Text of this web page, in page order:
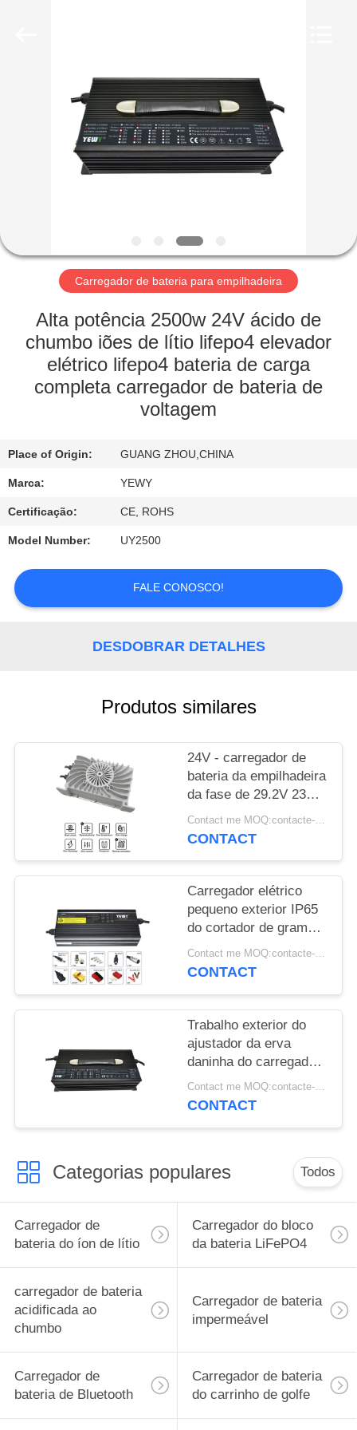
PRODUTOS
SOBRE
NÓS
EXCURSÃO
DA
FÁBRICA
QUALIDADE
CONTACTE-
NOS
NOTÍCIA
SITE
PRIVACY
POLICY
Carregador de bateria para empilhadeira
Alta potência 2500w 24V ácido de
chumbo iões de lítio lifepo4 elevador
elétrico lifepo4 bateria de carga
completa carregador de bateria de
voltagem
Place of Origin: GUANG ZHOU,CHINA
Marca: YEWY
Certificação: CE, ROHS
Model Number: UY2500
FALE CONOSCO!
DESDOBRAR DETALHES
Produtos similares
24V - carregador de
bateria da empilhadeira
da fase de 29.2V 23A
multi que põe acima a
eficiência
Contact me MOQ:contacte-me
CONTACT
Carregador elétrico
pequeno exterior IP65
do cortador de grama
do carregador de
bateria de 24V 10A
Contact me MOQ:contacte-me
CONTACT
Trabalho exterior do
ajustador da erva
daninha do carregador
de bateria da
empilhadeira do poder
Contact me MOQ:contacte-me
CONTACT
Categorias populares Todos
Carregador de
bateria do íon de lítio
Carregador do bloco
da bateria LiFePO4
carregador de bateria
acidificada ao
chumbo
Carregador de bateria
impermeável
Carregador de
bateria de Bluetooth
Carregador de bateria
do carrinho de golfe